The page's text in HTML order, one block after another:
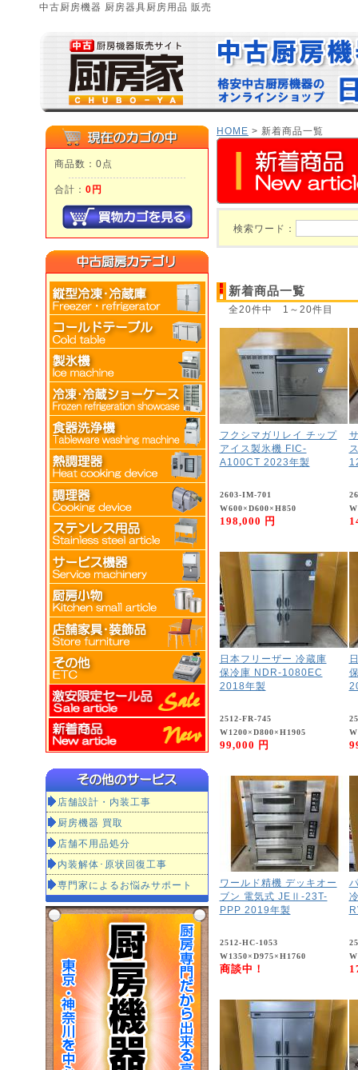
中古厨房機器 厨房器具厨房用品 販売
商品数：0点
合計： 0円
店舗設計・内装工事
厨房機器 買取
店舗不用品処分
内装解体･原状回復工事
専門家によるお悩みサポート
HOME > 新着商品一覧
検索ワード：
新着商品一覧
全20件中 1～20件目
フクシマガリレイ チップ
アイス製氷機 FIC-
A100CT 2023年製
2603-IM-701
W600×D600×H850
198,000 円
日本フリーザー 冷蔵庫
保冷庫 NDR-1080EC
2018年製
2512-FR-745
W1200×D800×H1905
99,000 円
ワールド精機 デッキオー
ブン 電気式 JEⅡ-23T-
PPP 2019年製
2512-HC-1053
W1350×D975×H1760
商談中！